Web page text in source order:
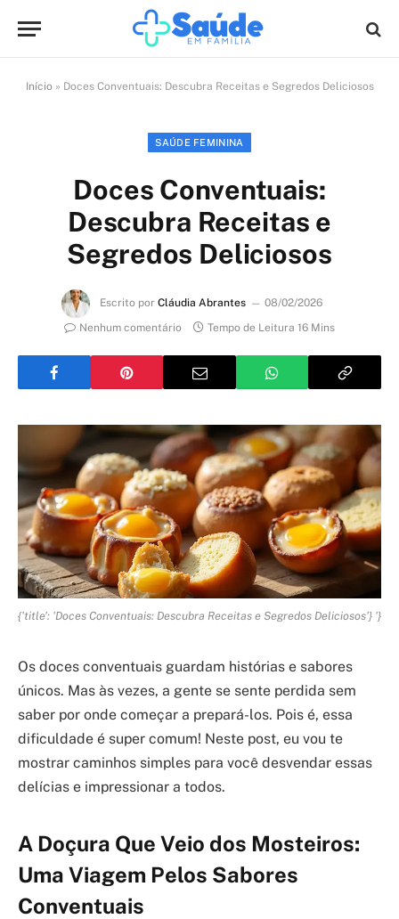
Início » Doces Conventuais: Descubra Receitas e Segredos Deliciosos
SAÚDE FEMININA
Doces Conventuais:
Descubra Receitas e
Segredos Deliciosos
Escrito por Cláudia Abrantes
08/02/2026
Nenhum comentário
Tempo de Leitura 16 Mins
{'title': 'Doces Conventuais: Descubra Receitas e Segredos Deliciosos'} '}
Os doces conventuais guardam histórias e sabores
únicos. Mas às vezes, a gente se sente perdida sem
saber por onde começar a prepará-los. Pois é, essa
dificuldade é super comum! Neste post, eu vou te
mostrar caminhos simples para você desvendar essas
delícias e impressionar a todos.
A Doçura Que Veio dos Mosteiros:
Uma Viagem Pelos Sabores
Conventuais